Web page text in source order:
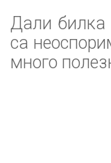
Дали билка
са
много